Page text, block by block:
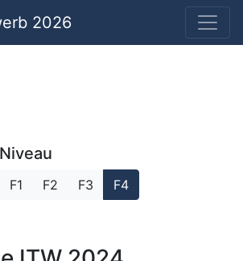
2026
Niveau
F1 F2 F3 F4